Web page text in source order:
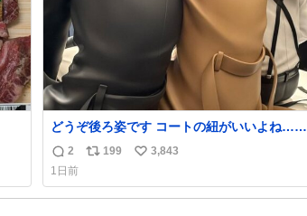
どうぞ後ろ姿です コートの紐がいいよね…そ
して腰が細い
返
信
数
2
リ
ス
199
い
ね
3,843
1日前